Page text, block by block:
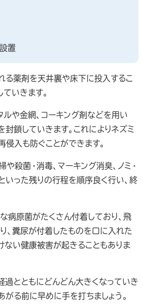
設置
る薬剤を天井裏や床下に投入するこ
いきます。
ルや金網、コーキング剤などを用い
封鎖していきます。これによりネズミ
侵入も防ぐことができます。
殺菌・消毒、マーキング消臭、ノミ・
いった残りの行程を順序良く行い、終
病原菌がたくさん付着しており、飛
、糞尿が付着したものを口に入れた
ない健康被害が起きることもありま
過とともにどんどん大きくなっていき
がる前に早めに手を打ちましょう。